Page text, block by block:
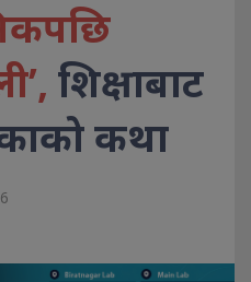
शिक्षाबाट
कथा